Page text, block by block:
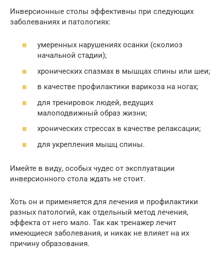
Инверсионные столы эффективны при следующих
заболеваниях и патологиях:
умеренных нарушениях осанки (сколиоз
начальной стадии);
хронических спазмах в мышцах спины или шеи;
в качестве профилактики варикоза на ногах;
для тренировок людей, ведущих
малоподвижный образ жизни;
хронических стрессах в качестве релаксации;
для укрепления мышц спины.
Имейте в виду, особых чудес от эксплуатации
инверсионного стола ждать не стоит.
Хоть он и применяется для лечения и профилактики
разных патологий, как отдельный метод лечения,
эффекта от него мало. Так как тренажер лечит
имеющиеся заболевания, и никак не влияет на их
причину образования.